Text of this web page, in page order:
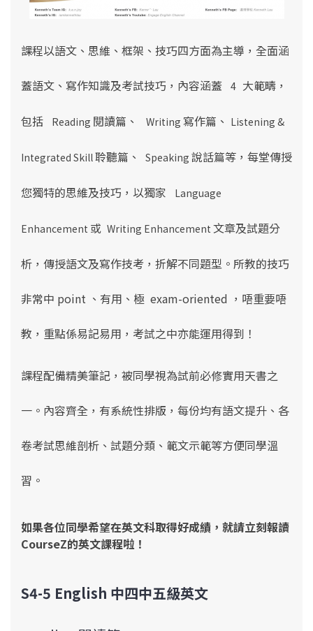
課程以語文、思維、框架、技巧四方面為主導 ， 全面涵
蓋語文、寫作知識及考試技巧，內容涵蓋 4 大範疇，
包括 Reading 閱讀篇、 Writing 寫作篇、 Listening &
Integrated Skill聆聽篇、 Speaking 說話篇等， 每堂傳授
您獨特的思維及技巧，以獨家 Language
Enhancement 或 Writing Enhancement 文章及試題分
析，傳授語文及寫作技考，折解不同題型。所教的技巧
非常中 point 、有用、極 exam-oriented ，唔重要唔
教，重點係易記易用，考試之中亦能運用得到！
課程配備精美筆記，被同學視為試前必修實用天書之
一。內容齊全，有系統性排版，每份均有語文提升、各
卷考試思維剖析、試題分類、範文示範等方便同學溫
習 。
如果各位同學希望在英文科取得好成績，就請立刻報讀
CourseZ的英文課程啦！
S4-5 English 中四中五級英文